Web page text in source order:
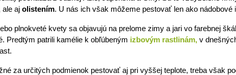
ale aj olistením. U nás ich však môžeme pestovať len ako nádobové
plnokveté kvety sa objavujú na prelome zimy a jari vo farebnej
Predtým patrili kamélie k obľúbeným izbovým rastlinám, v
za určitých podmienok pestovať aj pri vyššej teplote, treba však